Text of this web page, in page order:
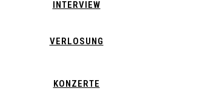
INTERVIEW
VERLOSUNG
KONZERTE